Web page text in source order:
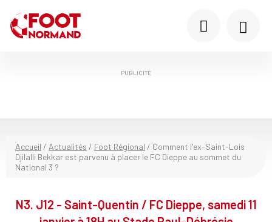
PUBLICITÉ
Accueil / Actualités / Foot Régional / Comment l'ex-Saint-Lois
Djilalli Bekkar est parvenu à placer le FC Dieppe au sommet du
National 3 ?
N3. J12 - Saint-Quentin / FC Dieppe, samedi 11